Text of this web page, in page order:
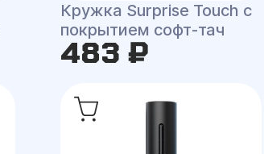
Кружка Surprise Touch с
покрытием софт-тач
483 ₽